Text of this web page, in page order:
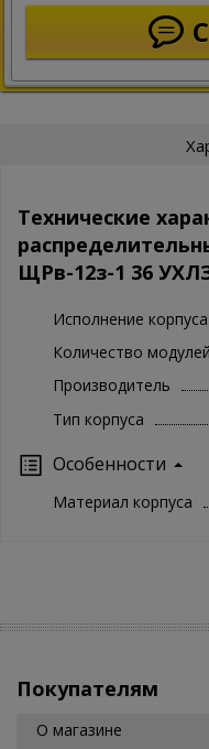
Технические
ЩРв-12з-1 36
Исполнение корпуса
Количество модулей
Производитель
Тип корпуса
Особенности
Материал корпуса
Покупателям
О магазине